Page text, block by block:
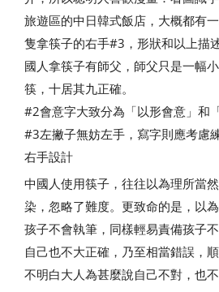
旅遊區的中日韓式飯店，大概都有
隻拿筷子的右手#3，形狀和以上描
國人拿筷子有師父，師父只是一幅
筷，十居其九正確。
#2會意字大致分為「以形會意」和
#3左撇子無妨左手，寫字則應考慮
右手設計
中國人使用筷子，往往以為理所當
染，忽略了難度。更致命的是，以
孩子不會執筆，同樣輕易責備孩子
自己也不大正確，乃至相當錯誤，
不明白大人為甚麼說自己不對，也不